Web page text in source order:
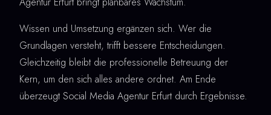
Wissen und Umsetzung ergänzen sich. Wer die
Grundlagen versteht, trifft bessere Entscheidungen.
Gleichzeitig bleibt die professionelle Betreuung der
Kern, um den sich alles andere ordnet. Am Ende
überzeugt Social Media Agentur Erfurt durch Ergebnisse.